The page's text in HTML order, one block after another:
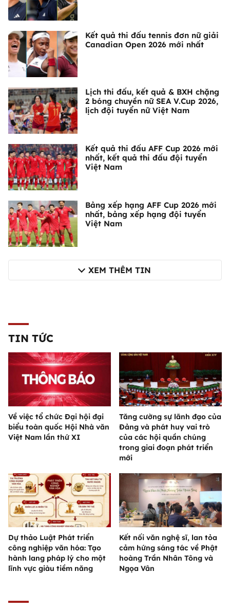
Kết quả thi đấu tennis đơn nữ giải
Canadian Open 2026 mới nhất
Lịch thi đấu, kết quả & BXH chặng
2 bóng chuyền nữ SEA V.Cup 2026,
lịch đội tuyển nữ Việt Nam
Kết quả thi đấu AFF Cup 2026 mới
nhất, kết quả thi đấu đội tuyển
Việt Nam
Bảng xếp hạng AFF Cup 2026 mới
nhất, bảng xếp hạng đội tuyển
Việt Nam
XEM THÊM TIN
TIN TỨC
Về việc tổ chức Đại hội đại
biểu toàn quốc Hội Nhà văn
Việt Nam lần thứ XI
Tăng cường sự lãnh đạo của
Đảng và phát huy vai trò
của các hội quần chúng
trong giai đoạn phát triển
mới
Dự thảo Luật Phát triển
công nghiệp văn hóa: Tạo
hành lang pháp lý cho một
lĩnh vực giàu tiềm năng
Kết nối văn nghệ sĩ, lan tỏa
cảm hứng sáng tác về Phật
hoàng Trần Nhân Tông và
Ngọa Vân